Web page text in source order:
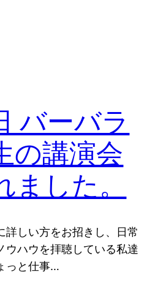
バーバラ
の講演会
した。
詳しい方をお招きし、日常
ウハウを拝聴している私達
っと仕事…